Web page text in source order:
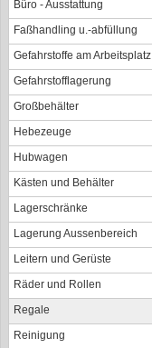
Büro - Ausstattung
Faßhandling u.-abfüllung
Gefahrstoffe am Arbeitsplatz
Gefahrstofflagerung
Großbehälter
Hebezeuge
Hubwagen
Kästen und Behälter
Lagerschränke
Lagerung Aussenbereich
Leitern und Gerüste
Räder und Rollen
Regale
Reinigung